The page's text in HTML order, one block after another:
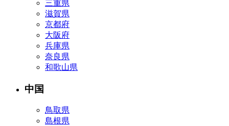
三重県
滋賀県
京都府
大阪府
兵庫県
奈良県
和歌山県
中国
鳥取県
島根県